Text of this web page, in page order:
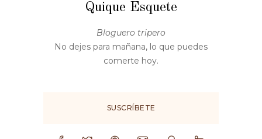
Quique Esquete
Bloguero tripero
No dejes para mañana, lo que puedes
comerte hoy.
SUSCRÍBETE